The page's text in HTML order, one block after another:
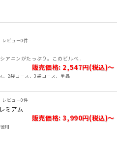
レビュー0件
アニンがたっぷり。このビルベ..
販売価格: 2,547円(税込)～
2袋コース、3袋コース、単品
レビュー0件
ミアム
販売価格: 3,990円(税込)～
用